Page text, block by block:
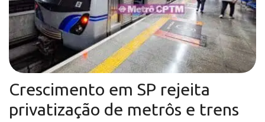
Crescimento em SP rejeita
privatização de metrôs e trens